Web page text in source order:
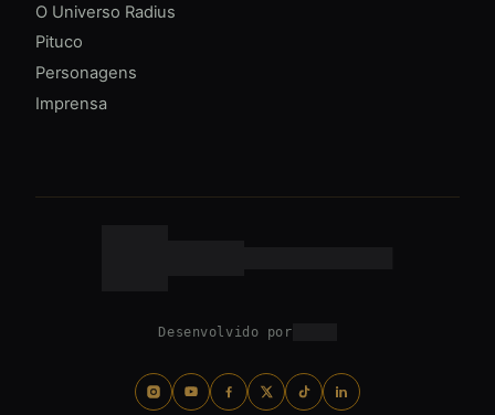
O Universo Radius
Pituco
Personagens
Imprensa
Desenvolvido por